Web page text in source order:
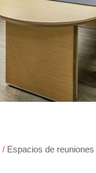
/ Espacios de reuniones